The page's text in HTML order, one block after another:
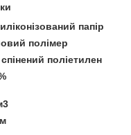
папір
полімер
поліетилен